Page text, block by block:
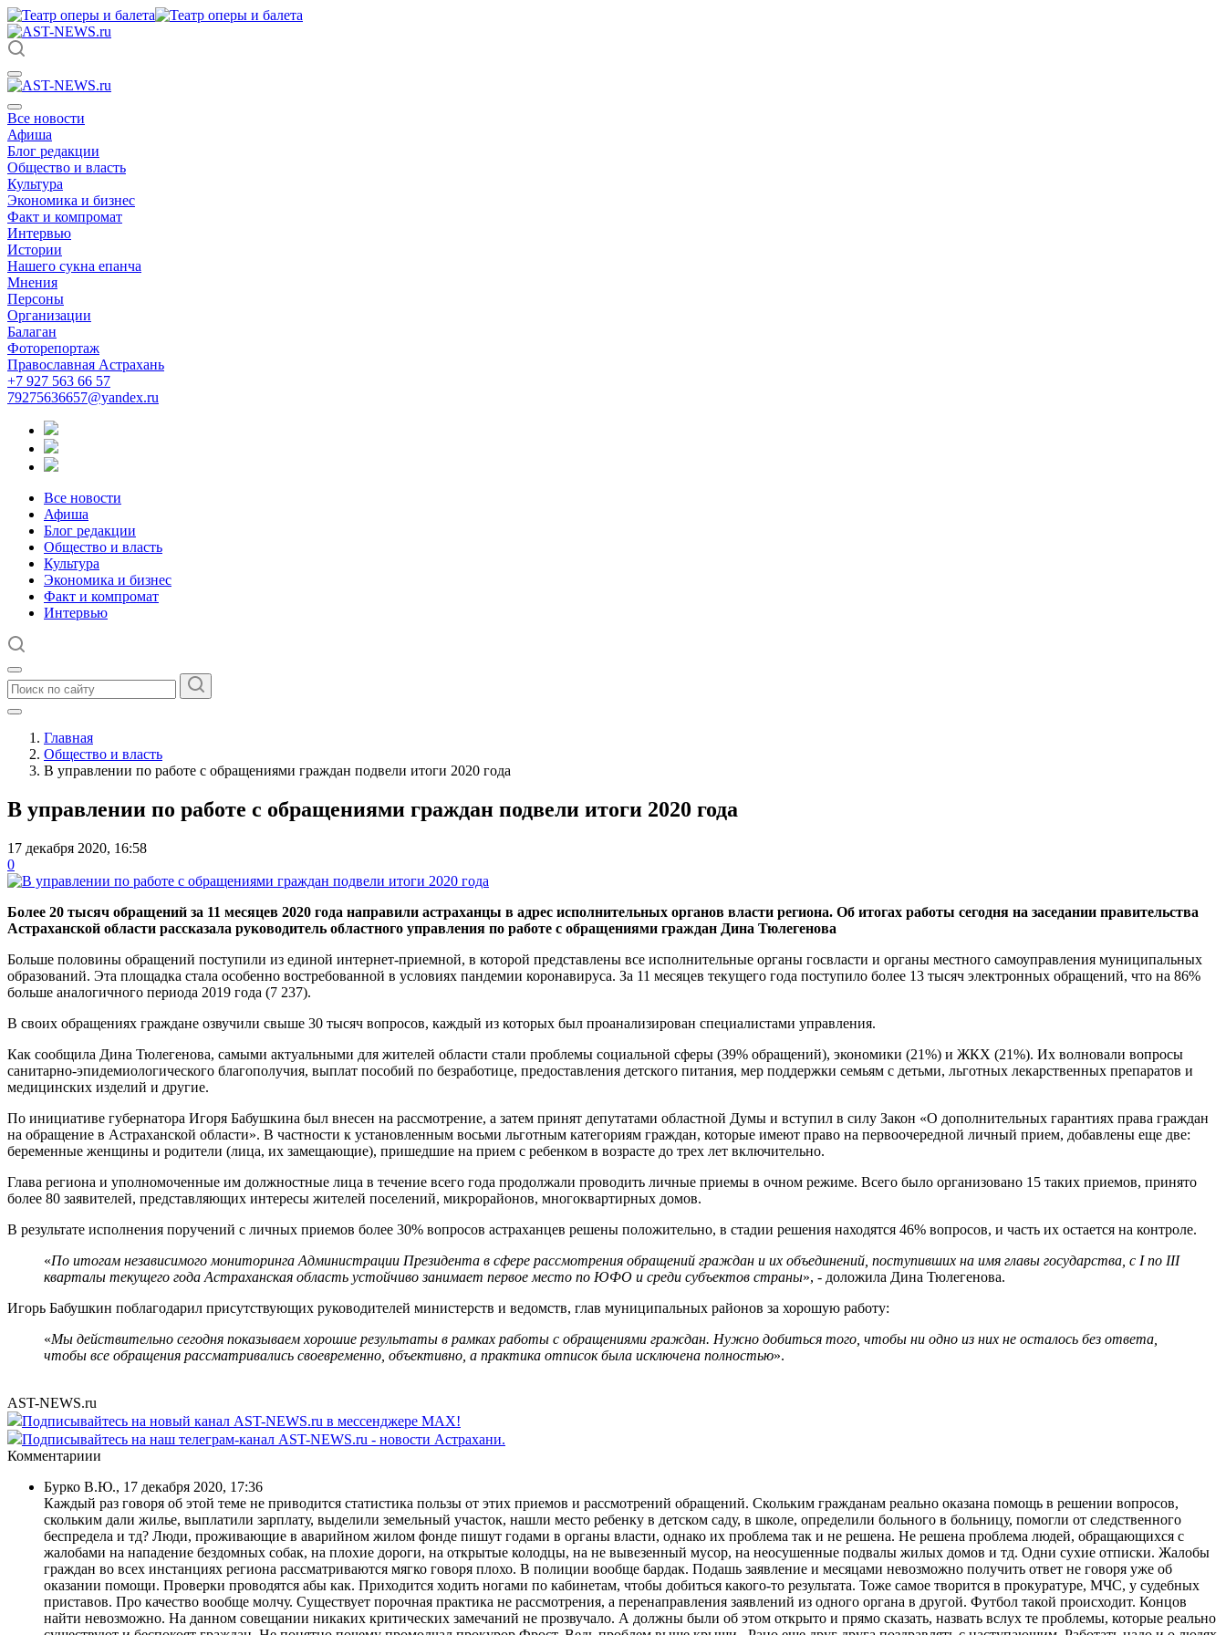
Все новости
Афиша
Блог редакции
Общество и власть
Культура
Экономика и бизнес
Факт и компромат
Интервью
Истории
Нашего сукна епанча
Мнения
Персоны
Организации
Балаган
Фоторепортаж
Православная Астрахань
+7 927 563 66 57
79275636657@yandex.ru
Все новости
Афиша
Блог редакции
Общество и власть
Культура
Экономика и бизнес
Факт и компромат
Интервью
Главная
Общество и власть
В управлении по работе с обращениями граждан подвели итоги 2020 года
В управлении по работе с обращениями граждан подвели итоги 2020 года
17 декабря 2020, 16:58
0
Более 20 тысяч обращений за 11 месяцев 2020 года направили астраханцы в адрес исполнительных органов власти региона. Об итогах работы сегодня на заседании правительства
Астраханской области рассказала руководитель областного управления по работе с обращениями граждан Дина Тюлегенова
Больше половины обращений поступили из единой интернет-приемной, в которой представлены все исполнительные органы госвласти и органы местного самоуправления муниципальных
образований. Эта площадка стала особенно востребованной в условиях пандемии коронавируса. За 11 месяцев текущего года поступило более 13 тысяч электронных обращений, что на 86%
больше аналогичного периода 2019 года (7 237).
В своих обращениях граждане озвучили свыше 30 тысяч вопросов, каждый из которых был проанализирован специалистами управления.
Как сообщила Дина Тюлегенова, самыми актуальными для жителей области стали проблемы социальной сферы (39% обращений), экономики (21%) и ЖКХ (21%). Их волновали вопросы
санитарно-эпидемиологического благополучия, выплат пособий по безработице, предоставления детского питания, мер поддержки семьям с детьми, льготных лекарственных препаратов и
медицинских изделий и другие.
По инициативе губернатора Игоря Бабушкина был внесен на рассмотрение, а затем принят депутатами областной Думы и вступил в силу Закон «О дополнительных гарантиях права граждан
на обращение в Астраханской области». В частности к установленным восьми льготным категориям граждан, которые имеют право на первоочередной личный прием, добавлены еще две:
беременные женщины и родители (лица, их замещающие), пришедшие на прием с ребенком в возрасте до трех лет включительно.
Глава региона и уполномоченные им должностные лица в течение всего года продолжали проводить личные приемы в очном режиме. Всего было организовано 15 таких приемов, принято
более 80 заявителей, представляющих интересы жителей поселений, микрорайонов, многоквартирных домов.
В результате исполнения поручений с личных приемов более 30% вопросов астраханцев решены положительно, в стадии решения находятся 46% вопросов, и часть их остается на контроле.
«По итогам независимого мониторинга Администрации Президента в сфере рассмотрения обращений граждан и их объединений, поступивших на имя главы государства, с I по III
кварталы текущего года Астраханская область устойчиво занимает первое место по ЮФО и среди субъектов страны», - доложила Дина Тюлегенова.
Игорь Бабушкин поблагодарил присутствующих руководителей министерств и ведомств, глав муниципальных районов за хорошую работу:
«Мы действительно сегодня показываем хорошие результаты в рамках работы с обращениями граждан. Нужно добиться того, чтобы ни одно из них не осталось без ответа,
чтобы все обращения рассматривались своевременно, объективно, а практика отписок была исключена полностью».
AST-NEWS.ru
Подписывайтесь на новый канал AST-NEWS.ru в мессенджере MAX!
Подписывайтесь на наш телеграм-канал AST-NEWS.ru - новости Астрахани.
Комментариии
Бурко В.Ю., 17 декабря 2020, 17:36
Каждый раз говоря об этой теме не приводится статистика пользы от этих приемов и рассмотрений обращений. Скольким гражданам реально оказана помощь в решении вопросов,
скольким дали жилье, выплатили зарплату, выделили земельный участок, нашли место ребенку в детском саду, в школе, определили больного в больницу, помогли от следственного
беспредела и тд? Люди, проживающие в аварийном жилом фонде пишут годами в органы власти, однако их проблема так и не решена. Не решена проблема людей, обращающихся с
жалобами на нападение бездомных собак, на плохие дороги, на открытые колодцы, на не вывезенный мусор, на неосушенные подвалы жилых домов и тд. Одни сухие отписки. Жалобы
граждан во всех инстанциях региона рассматриваются мягко говоря плохо. В полиции вообще бардак. Подашь заявление и месяцами невозможно получить ответ не говоря уже об
оказании помощи. Проверки проводятся абы как. Приходится ходить ногами по кабинетам, чтобы добиться какого-то результата. Тоже самое творится в прокуратуре, МЧС, у судебных
приставов. Про качество вообще молчу. Существует порочная практика не рассмотрения, а перенаправления заявлений из одного органа в другой. Футбол такой происходит. Концов
найти невозможно. На данном совещании никаких критических замечаний не прозвучало. А должны были об этом открыто и прямо сказать, назвать вслух те проблемы, которые реально